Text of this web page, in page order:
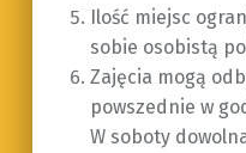
Ilość miejsc
sobie osobistą
Zajęcia mogą
powszednie w
W soboty